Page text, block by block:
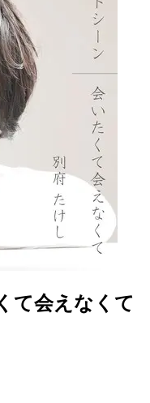
て会えなくて